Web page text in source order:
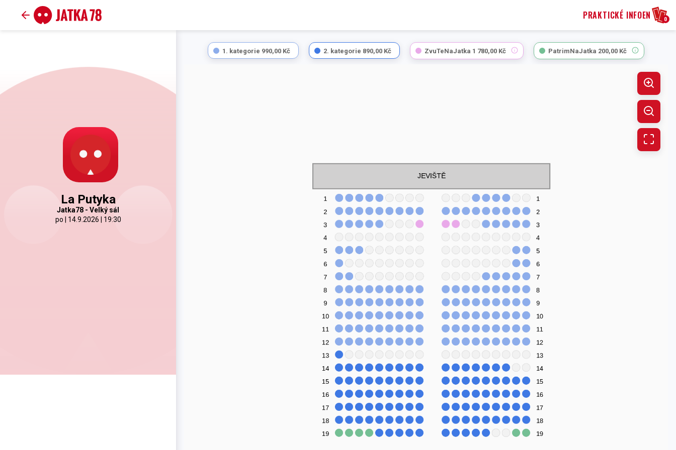
PRAKTICKÉ INFOEN 0
La Putyka
Jatka78 - Velký sál
po | 14.9.2026 | 19:30
1. kategorie 990,00 Kč 2. kategorie 890,00 Kč ZvuTeNaJatka 1 780,00 Kč PatrimNaJatka 200,00 Kč